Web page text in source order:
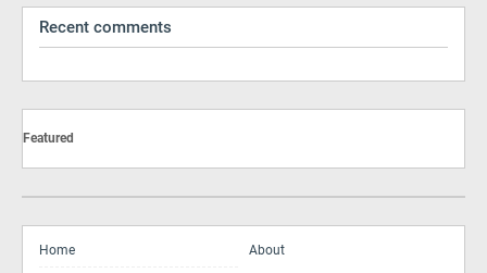
Recent comments
Featured
Home About